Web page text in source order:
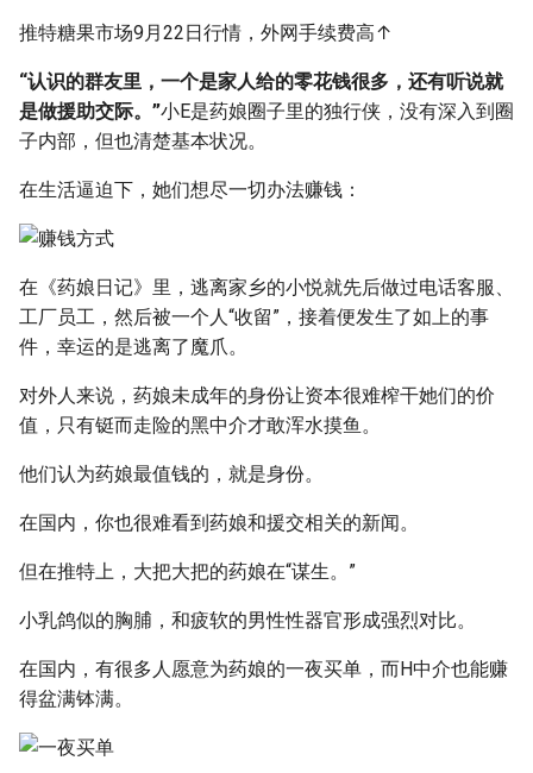
推特糖果市场9月22日行情，外网手续费高↑
“认识的群友里，一个是家人给的零花钱很多，还有听说就
是做援助交际。”小E是药娘圈子里的独行侠，没有深入到圈
子内部，但也清楚基本状况。
在生活逼迫下，她们想尽一切办法赚钱：
在《药娘日记》里，逃离家乡的小悦就先后做过电话客服、
工厂员工，然后被一个人“收留”，接着便发生了如上的事
件，幸运的是逃离了魔爪。
对外人来说，药娘未成年的身份让资本很难榨干她们的价
值，只有铤而走险的黑中介才敢浑水摸鱼。
他们认为药娘最值钱的，就是身份。
在国内，你也很难看到药娘和援交相关的新闻。
但在推特上，大把大把的药娘在“谋生。”
小乳鸽似的胸脯，和疲软的男性性器官形成强烈对比。
在国内，有很多人愿意为药娘的一夜买单，而H中介也能赚
得盆满钵满。